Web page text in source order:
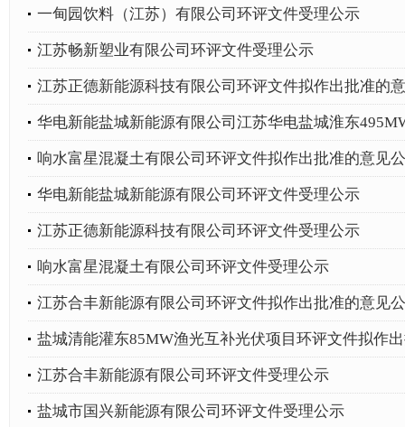
一甸园饮料（江苏）有限公司环评文件受理公示
江苏畅新塑业有限公司环评文件受理公示
江苏正德新能源科技有限公司环评文件拟作出批准的
华电新能盐城新能源有限公司江苏华电盐城淮东
响水富星混凝土有限公司环评文件拟作出批准的意见
华电新能盐城新能源有限公司环评文件受理公示
江苏正德新能源科技有限公司环评文件受理公示
响水富星混凝土有限公司环评文件受理公示
江苏合丰新能源有限公司环评文件拟作出批准的意见
盐城清能灌东85MW渔光互补光伏项目环评文件拟作
江苏合丰新能源有限公司环评文件受理公示
盐城市国兴新能源有限公司环评文件受理公示